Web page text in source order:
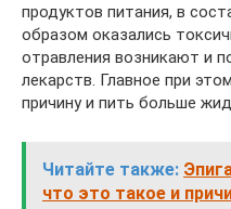
продуктов питания, в
образом оказались
отравления возникают и
лекарств. Главное при
причину и пить больше
Читайте также:
что это такое и